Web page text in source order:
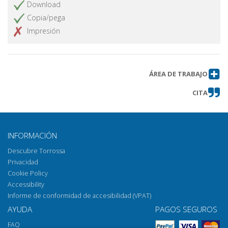
Recensioni
Download
Copia/pega
Impresión
ÁREA DE TRABAJO
CITA
INFORMACIÓN
Descubre Torrossa
Privacidad
Cookie Policy
Accessibility
Informe de conformidad de accesibilidad (VPAT)
AYUDA
FAQ
PAGOS SEGUROS